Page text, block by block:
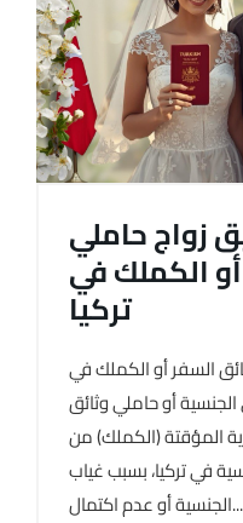
زواج حاملي
الكملك في
تركيا
السفر أو الكملك في
أو حاملي وثائق
المؤقتة (الكملك) من
في تركيا، بسبب غياب
الجنسية أو عدم اكتمال...